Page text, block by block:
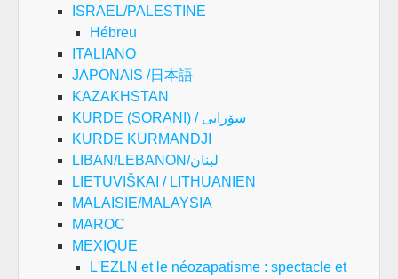
ISRAEL/PALESTINE
Hébreu
ITALIANO
JAPONAIS /日本語
KAZAKHSTAN
KURDE (SORANI) / سۆرانی
KURDE KURMANDJI
LIBAN/LEBANON/لبنان
LIETUVIŠKAI / LITHUANIEN
MALAISIE/MALAYSIA
MAROC
MEXIQUE
L'EZLN et le néozapatisme : spectacle et